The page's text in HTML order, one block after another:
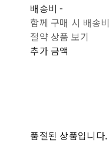
배송비-
함께 구매 시 배송비
절약 상품 보기
추가 금액
품절된 상품입니다.